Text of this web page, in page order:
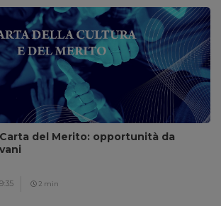
del Merito: opportunità da
2 min